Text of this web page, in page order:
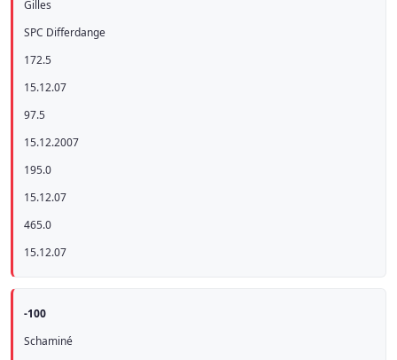
Gilles
SPC Differdange
172.5
15.12.07
97.5
15.12.2007
195.0
15.12.07
465.0
15.12.07
-100
Schaminé